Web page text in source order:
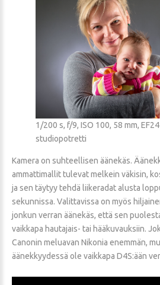
1/200 s, f/9, ISO 100, 58 mm,
studiopotretti
Kamera on suhteellisen äänekäs.
ammattimallit tulevat melkein väkisin,
ja sen täytyy tehdä liikeradat alusta
sekunnissa. Valittavissa on myös
jonkun verran äänekäs, että sen
vaikkapa hautajais- tai hääkuvauksiin.
Canonin meluavan Nikonia enemmän,
äänekkyydessä ole vaikkapa D4S:ään